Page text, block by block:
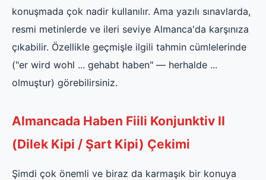
konuşmada çok nadir kullanılır. Ama yazılı sınavlarda,
resmi metinlerde ve ileri seviye Almanca'da karşınıza
çıkabilir. Özellikle geçmişle ilgili tahmin cümlelerinde
("er wird wohl ... gehabt haben" — herhalde ...
olmuştur) görebilirsiniz.
Almancada Haben Fiili Konjunktiv II
(Dilek Kipi / Şart Kipi) Çekimi
Şimdi çok önemli ve biraz da karmaşık bir konuya